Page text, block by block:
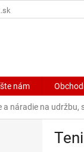
nám
náradie na udržbu,